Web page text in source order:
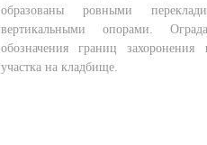
образованы ровными
вертикальными опорами.
обозначения границ
участка на кладбище.